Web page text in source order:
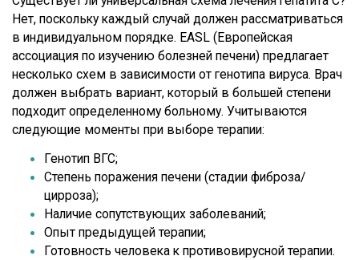
Нет, поскольку каждый случай должен рассматриваться
в индивидуальном порядке. EASL (Европейская
ассоциация по изучению болезней печени) предлагает
несколько схем в зависимости от генотипа вируса. Врач
должен выбрать вариант, который в большей степени
подходит определенному больному. Учитываются
следующие моменты при выборе терапии:
Генотип ВГС;
Степень поражения печени (стадии фиброза/
цирроза);
Наличие сопутствующих заболеваний;
Опыт предыдущей терапии;
Готовность человека к противовирусной терапии.